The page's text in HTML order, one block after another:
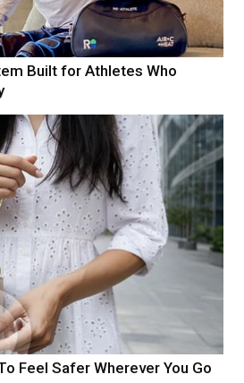
Built for Athletes Who
Feel Safer Wherever You Go